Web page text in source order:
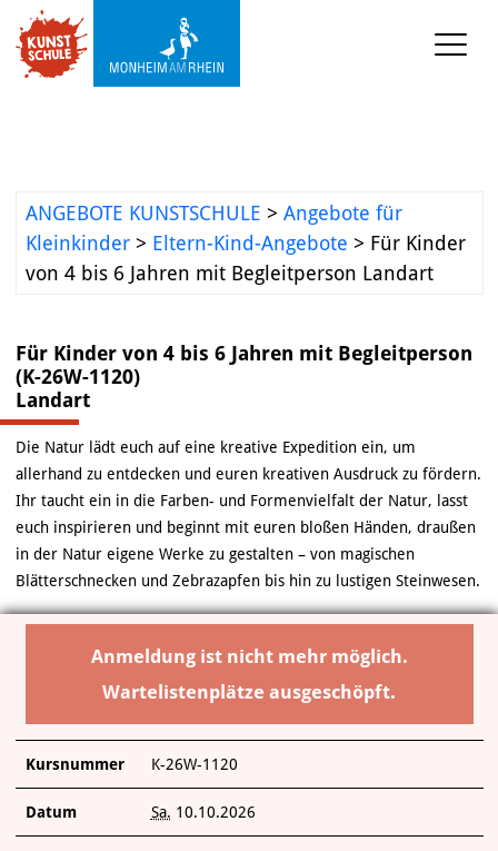
KUNSTWERKSTATT TURMSTRASSE
ÜBER UNS
ANGEBOTE KUNSTSCHULE > Angebote für
Kleinkinder > Eltern-Kind-Angebote > Für Kinder
von 4 bis 6 Jahren mit Begleitperson Landart
Für Kinder von 4 bis 6 Jahren mit Begleitperson
(K-26W-1120)
Landart
Die Natur lädt euch auf eine kreative Expedition ein, um
allerhand zu entdecken und euren kreativen Ausdruck zu fördern.
Ihr taucht ein in die Farben- und Formenvielfalt der Natur, lasst
euch inspirieren und beginnt mit euren bloßen Händen, draußen
in der Natur eigene Werke zu gestalten – von magischen
Blätterschnecken und Zebrazapfen bis hin zu lustigen Steinwesen.
Anmeldung ist nicht mehr möglich.
Wartelistenplätze ausgeschöpft.
Kursnummer K-26W-1120
Datum Sa. 10.10.2026